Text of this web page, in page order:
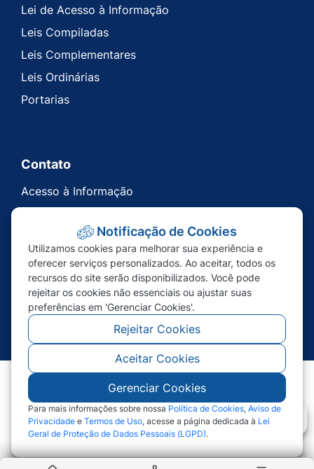
Lei de Acesso à Informação
Leis Compiladas
Leis Complementares
Leis Ordinárias
Portarias
Contato
Acesso à Informação
Carta de Serviços
Telefones Úteis
©2026 - Prefeitura de Nova Bandeirantes - MT -
Todos os direitos reservados
Notificação de Cookies
Utilizamos cookies para melhorar sua experiência e
oferecer serviços personalizados. Ao aceitar, todos os
recursos do site serão disponibilizados. Você pode
rejeitar os cookies não essenciais ou ajustar suas
preferências em 'Gerenciar Cookies'.
Rejeitar Cookies
Aceitar Cookies
Gerenciar Cookies
Para mais informações sobre nossa Política de Cookies, Aviso de
Privacidade e Termos de Uso, acesse a página dedicada à Lei
Geral de Proteção de Dados Pessoais (LGPD).